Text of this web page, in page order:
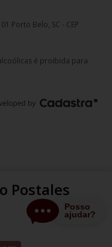
Postales
Porto Belo, SC - CEP
é proibida para